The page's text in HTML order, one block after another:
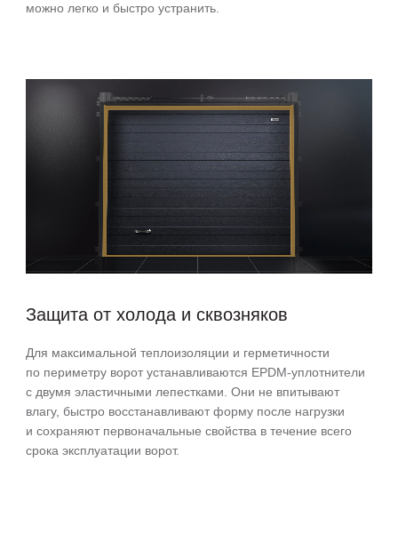
можно легко и быстро устранить.
Защита от холода и сквозняков
Для максимальной теплоизоляции и герметичности
по периметру ворот устанавливаются EPDM-уплотнители
с двумя эластичными лепестками. Они не впитывают
влагу, быстро восстанавливают форму после нагрузки
и сохраняют первоначальные свойства в течение всего
срока эксплуатации ворот.